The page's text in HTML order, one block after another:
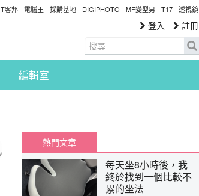
T客邦 電腦王 採購基地 DIGIPHOTO MF變型男 T17 透視鏡
登入 註冊
編輯室
熱門文章
每天坐8小時後，我
終於找到一個比較不
累的坐法